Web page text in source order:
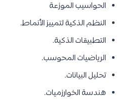
الحواسيب الموزعة
النظم الذكية لتمييز الأنماط.
التطبيقات الذكية.
الرياضيات المحوسب.
تحليل البيانات.
هندسة الخوارزميات.